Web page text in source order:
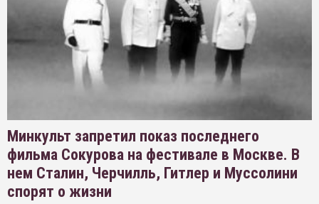
Минкульт запретил показ последнего
фильма Сокурова на фестивале в Москве. В
нем Сталин, Черчилль, Гитлер и Муссолини
спорят о жизни